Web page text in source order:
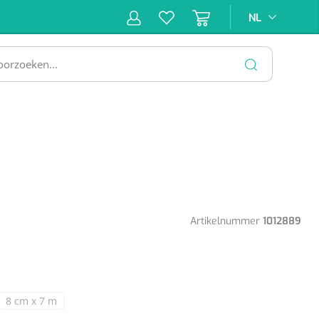
NL
Artikelnummer 1012889
beschikbaar.)
is momenteel niet beschikbaar.)
8 cm x 7 m(Deze optie is momenteel niet beschikbaar.)